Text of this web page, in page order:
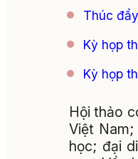
Thúc
Kỳ họp
Kỳ họp
Hội thảo
Việt
học; đại